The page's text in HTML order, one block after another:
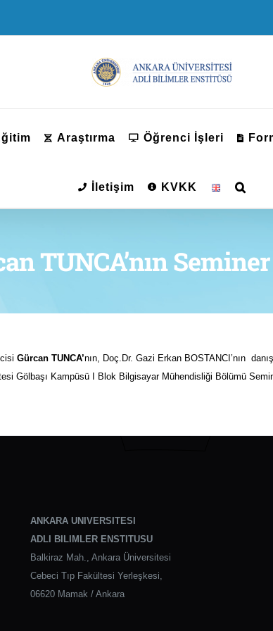
Araştırma Öğrenci İşleri
İletişim KVKK
TUNCA’nın
Gürcan TUNCA’nın, Doç.Dr. Gazi Erkan BOSTANCI’nın
Gölbaşı Kampüsü I Blok Bilgisayar Mühendisliği Bölümü
ANKARA UNIVERSITESI
ADLI BILIMLER ENSTITUSU
Balkiraz Mah., Ankara Üniversitesi
Cebeci Tıp Fakültesi Yerleşkesi,
06620 Mamak / Ankara